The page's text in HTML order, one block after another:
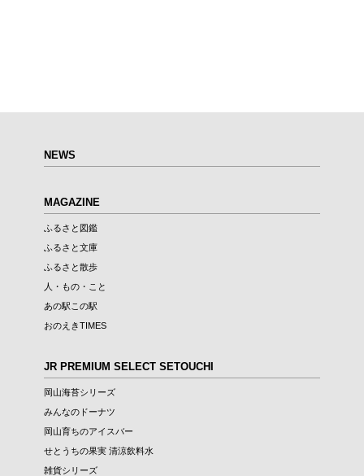
NEWS
MAGAZINE
ふるさと図鑑
ふるさと文庫
ふるさと散歩
人・もの・こと
あの駅この駅
おのえきTIMES
JR PREMIUM SELECT SETOUCHI
岡山海苔シリーズ
みんなのドーナツ
岡山育ちのアイスバー
せとうちの果実 清涼飲料水
雑貨シリーズ